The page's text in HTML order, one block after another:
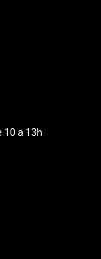
10 a 13h